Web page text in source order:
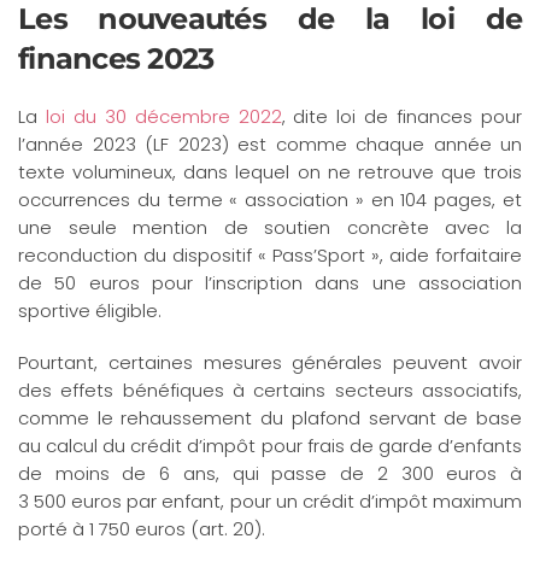
Les nouveautés de la loi de
finances 2023
La loi du 30 décembre 2022, dite loi de finances pour
l’année 2023 (LF 2023) est comme chaque année un
texte volumineux, dans lequel on ne retrouve que trois
occurrences du terme « association » en 104 pages, et
une seule mention de soutien concrète avec la
reconduction du dispositif « Pass’Sport », aide forfaitaire
de 50 euros pour l’inscription dans une association
sportive éligible.
Pourtant, certaines mesures générales peuvent avoir
des effets bénéfiques à certains secteurs associatifs,
comme le rehaussement du plafond servant de base
au calcul du crédit d’impôt pour frais de garde d’enfants
de moins de 6 ans, qui passe de 2 300 euros à
3 500 euros par enfant, pour un crédit d’impôt maximum
porté à 1 750 euros (art. 20).